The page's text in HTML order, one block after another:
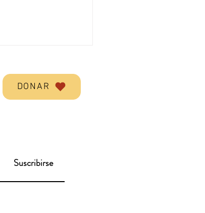
DONAR
Suscribirse